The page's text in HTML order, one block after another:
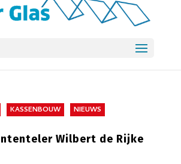
KASSENBOUW NIEUWS
Wilbert de Rijke